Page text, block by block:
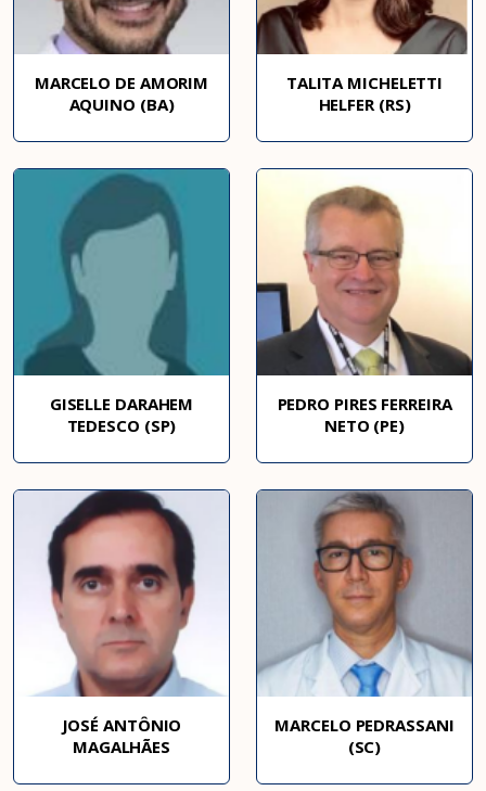
MARCELO DE AMORIM
AQUINO (BA)
TALITA MICHELETTI
HELFER (RS)
GISELLE DARAHEM
TEDESCO (SP)
PEDRO PIRES FERREIRA
NETO (PE)
JOSÉ ANTÔNIO
MAGALHÃES
MARCELO PEDRASSANI
(SC)